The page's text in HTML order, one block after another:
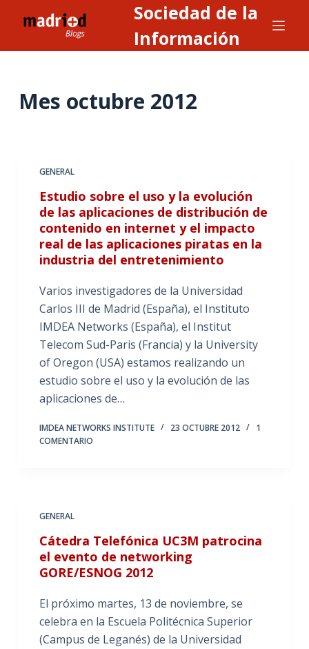
l
Sociedad de la
Información
Mes octubre 2012
GENERAL
Estudio sobre el uso y la evolución
de las aplicaciones de distribución de
contenido en internet y el impacto
real de las aplicaciones piratas en la
industria del entretenimiento
Varios investigadores de la Universidad
Carlos III de Madrid (España), el Instituto
IMDEA Networks (España), el Institut
Telecom Sud-Paris (Francia) y la University
of Oregon (USA) estamos realizando un
estudio sobre el uso y la evolución de las
aplicaciones de…
IMDEA NETWORKS INSTITUTE 23 OCTUBRE 2012
1
COMENTARIO
GENERAL
Cátedra Telefónica UC3M patrocina
el evento de networking
GORE/ESNOG 2012
El próximo martes, 13 de noviembre, se
celebra en la Escuela Politécnica Superior
(Campus de Leganés) de la Universidad